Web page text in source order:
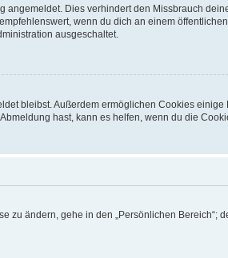
Dies verhindert den Missbrauch
wenn du dich an einem
ausgeschaltet.
bleibst. Außerdem ermöglichen Cookies
hast, kann es helfen, wenn du die
ändern, gehe in den „Persönlichen Bereich“;